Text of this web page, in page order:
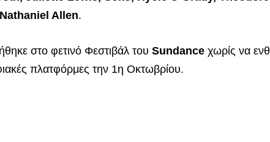
Allen.
στο φετινό Φεστιβάλ του Sundance χωρίς να
πλατφόρμες την 1η Οκτωβρίου.